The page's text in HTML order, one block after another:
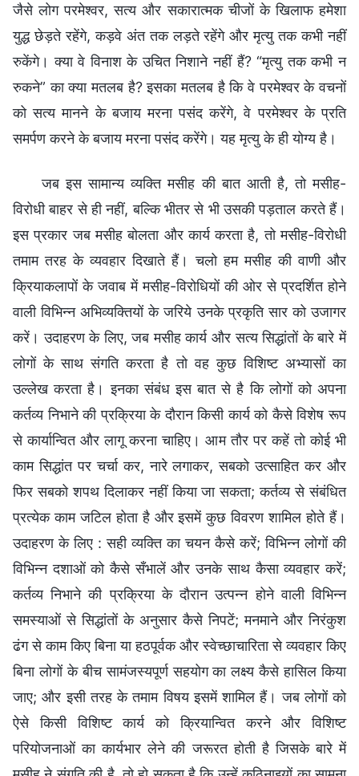
जैसे लोग परमेश्वर, सत्य और सकारात्मक चीजों के खिलाफ हमेशा
युद्ध छेड़ते रहेंगे, कड़वे अंत तक लड़ते रहेंगे और मृत्यु तक कभी नहीं
रुकेंगे। क्या वे विनाश के उचित निशाने नहीं हैं? “मृत्यु तक कभी न
रुकने” का क्या मतलब है? इसका मतलब है कि वे परमेश्वर के वचनों
को सत्य मानने के बजाय मरना पसंद करेंगे, वे परमेश्वर के प्रति
समर्पण करने के बजाय मरना पसंद करेंगे। यह मृत्यु के ही योग्य है।
जब इस सामान्य व्यक्ति मसीह की बात आती है, तो मसीह-
विरोधी बाहर से ही नहीं, बल्कि भीतर से भी उसकी पड़ताल करते हैं।
इस प्रकार जब मसीह बोलता और कार्य करता है, तो मसीह-विरोधी
तमाम तरह के व्यवहार दिखाते हैं। चलो हम मसीह की वाणी और
क्रियाकलापों के जवाब में मसीह-विरोधियों की ओर से प्रदर्शित होने
वाली विभिन्न अभिव्यक्तियों के जरिये उनके प्रकृति सार को उजागर
करें। उदाहरण के लिए, जब मसीह कार्य और सत्य सिद्धांतों के बारे में
लोगों के साथ संगति करता है तो वह कुछ विशिष्ट अभ्यासों का
उल्लेख करता है। इनका संबंध इस बात से है कि लोगों को अपना
कर्तव्य निभाने की प्रक्रिया के दौरान किसी कार्य को कैसे विशेष रूप
से कार्यान्वित और लागू करना चाहिए। आम तौर पर कहें तो कोई भी
काम सिद्धांत पर चर्चा कर, नारे लगाकर, सबको उत्साहित कर और
फिर सबको शपथ दिलाकर नहीं किया जा सकता; कर्तव्य से संबंधित
प्रत्येक काम जटिल होता है और इसमें कुछ विवरण शामिल होते हैं।
उदाहरण के लिए : सही व्यक्ति का चयन कैसे करें; विभिन्न लोगों की
विभिन्न दशाओं को कैसे सँभालें और उनके साथ कैसा व्यवहार करें;
कर्तव्य निभाने की प्रक्रिया के दौरान उत्पन्न होने वाली विभिन्न
समस्याओं से सिद्धांतों के अनुसार कैसे निपटें; मनमाने और निरंकुश
ढंग से काम किए बिना या हठपूर्वक और स्वेच्छाचारिता से व्यवहार किए
बिना लोगों के बीच सामंजस्यपूर्ण सहयोग का लक्ष्य कैसे हासिल किया
जाए; और इसी तरह के तमाम विषय इसमें शामिल हैं। जब लोगों को
ऐसे किसी विशिष्ट कार्य को क्रियान्वित करने और विशिष्ट
परियोजनाओं का कार्यभार लेने की जरूरत होती है जिसके बारे में